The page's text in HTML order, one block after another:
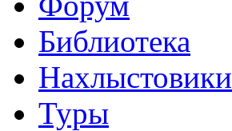
Библиотека
Нахлыстовики
Туры